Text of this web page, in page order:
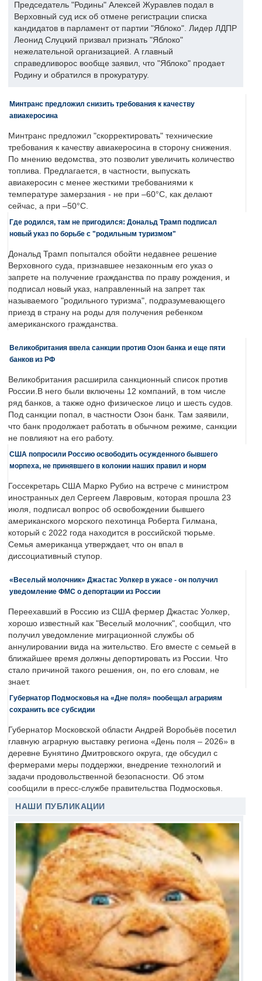
Председатель "Родины" Алексей Журавлев подал в
Верховный суд иск об отмене регистрации списка
кандидатов в парламент от партии "Яблоко". Лидер ЛДПР
Леонид Слуцкий призвал признать "Яблоко"
нежелательной организацией. А главный
справедливорос вообще заявил, что "Яблоко" продает
Родину и обратился в прокуратуру.
Минтранс предложил снизить требования к качеству
авиакеросина
Минтранс предложил "скорректировать" технические
требования к качеству авиакеросина в сторону снижения.
По мнению ведомства, это позволит увеличить количество
топлива. Предлагается, в частности, выпускать
авиакеросин с менее жесткими требованиями к
температуре замерзания - не при –60°C, как делают
сейчас, а при –50°C.
Где родился, там не пригодился: Дональд Трамп подписал
новый указ по борьбе с "родильным туризмом"
Дональд Трамп попытался обойти недавнее решение
Верховного суда, признавшее незаконным его указ о
запрете на получение гражданства по праву рождения, и
подписал новый указ, направленный на запрет так
называемого "родильного туризма", подразумевающего
приезд в страну на роды для получения ребенком
американского гражданства.
Великобритания ввела санкции против Озон банка и еще пяти
банков из РФ
Великобритания расширила санкционный список против
России.В него были включены 12 компаний, в том числе
ряд банков, а также одно физическое лицо и шесть судов.
Под санкции попал, в частности Озон банк. Там заявили,
что банк продолжает работать в обычном режиме, санкции
не повлияют на его работу.
США попросили Россию освободить осужденного бывшего
морпеха, не принявшего в колонии наших правил и норм
Госсекретарь США Марко Рубио на встрече с министром
иностранных дел Сергеем Лавровым, которая прошла 23
июля, подписал вопрос об освобождении бывшего
американского морского пехотинца Роберта Гилмана,
который с 2022 года находится в российской тюрьме.
Семья американца утверждает, что он впал в
диссоциативный ступор.
«Веселый молочник» Джастас Уолкер в ужасе - он получил
уведомление ФМС о депортации из России
Переехавший в Россию из США фермер Джастас Уолкер,
хорошо известный как "Веселый молочник", сообщил, что
получил уведомление миграционной службы об
аннулировании вида на жительство. Его вместе с семьей в
ближайшее время должны депортировать из России. Что
стало причиной такого решения, он, по его словам, не
знает.
Губернатор Подмосковья на «Дне поля» пообещал аграриям
сохранить все субсидии
Губернатор Московской области Андрей Воробьёв посетил
главную аграрную выставку региона «День поля – 2026» в
деревне Бунятино Дмитровского округа, где обсудил с
фермерами меры поддержки, внедрение технологий и
задачи продовольственной безопасности. Об этом
сообщили в пресс-службе правительства Подмосковья.
НАШИ ПУБЛИКАЦИИ